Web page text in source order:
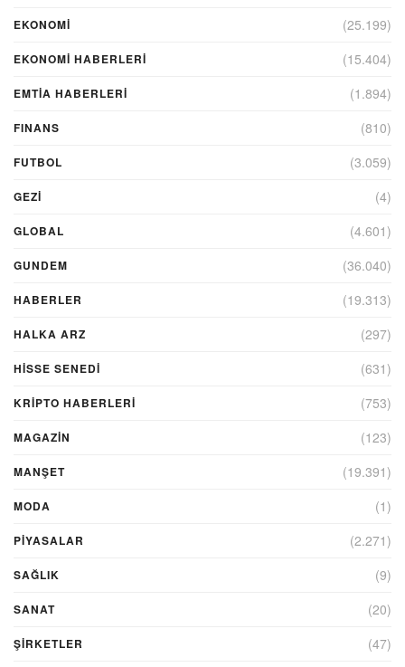
EKONOMİ (25.199)
EKONOMI HABERLERI (15.404)
EMTIA HABERLERI (1.894)
FINANS (810)
FUTBOL (3.059)
GEZI (4)
GLOBAL (4.601)
GUNDEM (36.040)
HABERLER (19.313)
HALKA ARZ (297)
HİSSE SENEDİ (631)
KRIPTO HABERLERI (753)
MAGAZİN (123)
MANŞET (19.391)
MODA (1)
PİYASALAR (2.271)
SAĞLIK (9)
SANAT (20)
ŞIRKETLER (47)